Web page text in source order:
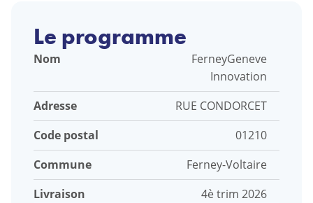
Le programme
Nom
FerneyGeneve
Innovation
Adresse
RUE CONDORCET
Code postal
01210
Commune
Ferney-Voltaire
Livraison
4è trim 2026